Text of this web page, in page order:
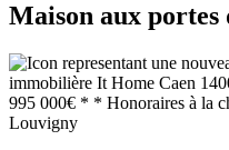
Maison aux portes
995 000€ * * Honoraires à la
Louvigny